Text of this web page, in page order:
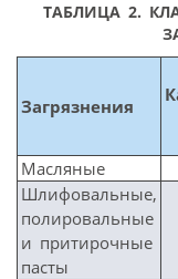
ТАБЛИЦА 2.
Загрязнения
Масляные
Шлифовальные,
полировальные
и притирочные
пасты